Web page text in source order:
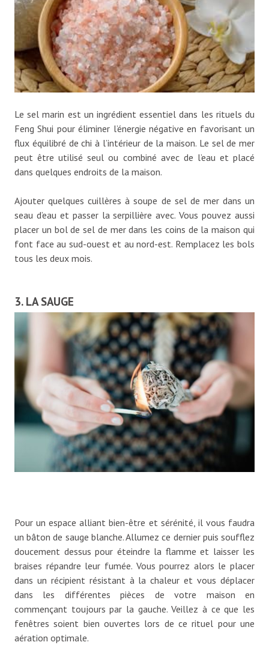
Le sel marin est un ingrédient essentiel dans les rituels du
Feng Shui pour éliminer l’énergie négative en favorisant un
flux équilibré de chi à l’intérieur de la maison. Le sel de mer
peut être utilisé seul ou combiné avec de l’eau et placé
dans quelques endroits de la maison.
Ajouter quelques cuillères à soupe de sel de mer dans un
seau d’eau et passer la serpillière avec. Vous pouvez aussi
placer un bol de sel de mer dans les coins de la maison qui
font face au sud-ouest et au nord-est. Remplacez les bols
tous les deux mois.
3. LA SAUGE
Pour un espace alliant bien-être et sérénité, il vous faudra
un bâton de sauge blanche. Allumez ce dernier puis soufflez
doucement dessus pour éteindre la flamme et laisser les
braises répandre leur fumée. Vous pourrez alors le placer
dans un récipient résistant à la chaleur et vous déplacer
dans les différentes pièces de votre maison en
commençant toujours par la gauche. Veillez à ce que les
fenêtres soient bien ouvertes lors de ce rituel pour une
aération optimale.